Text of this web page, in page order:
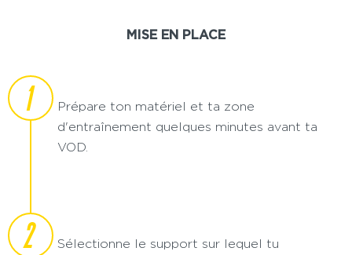
MISE EN PLACE
1
Prépare ton matériel et ta zone
d'entraînement quelques minutes avant ta
VOD.
2
Sélectionne le support sur lequel tu